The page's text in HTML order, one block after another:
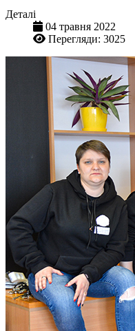
Деталі
04 травня 2022
Перегляди: 3025